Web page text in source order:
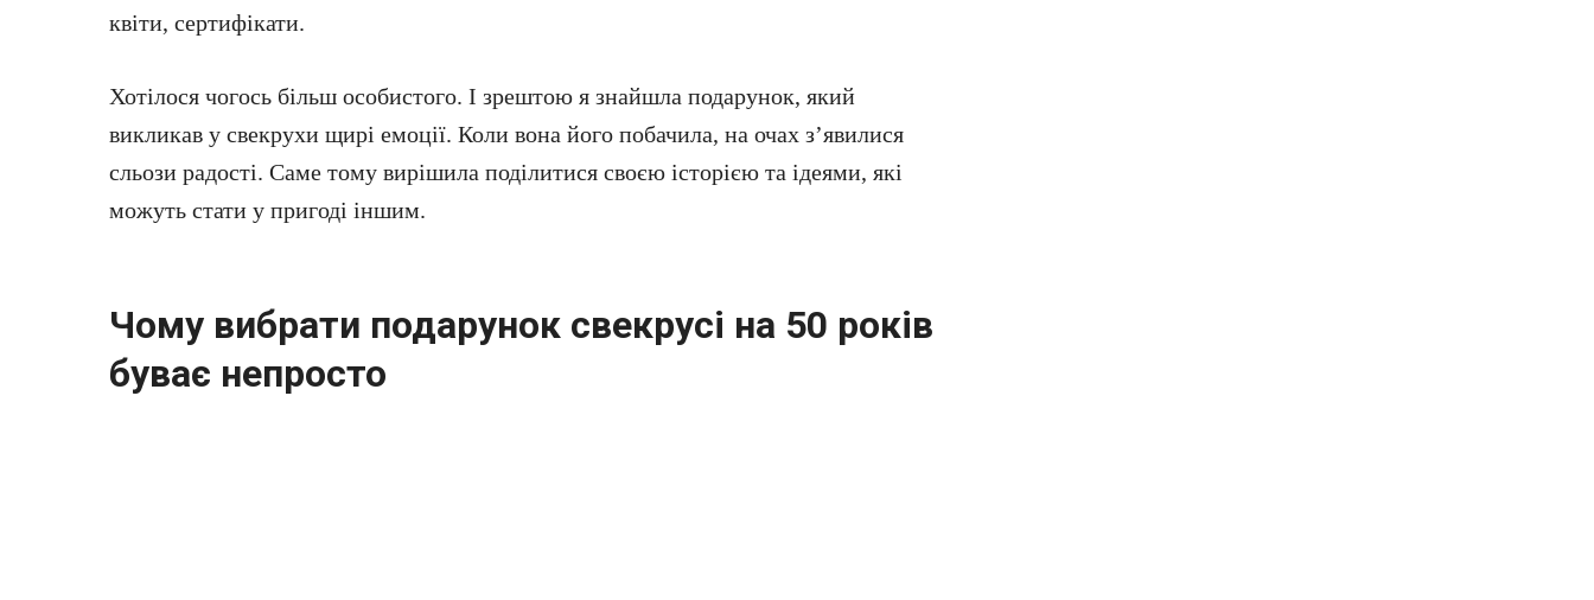
квіти, сертифікати.
Хотілося чогось більш особистого. І зрештою я знайшла подарунок, який
викликав у свекрухи щирі емоції. Коли вона його побачила, на очах з’явилися
сльози радості. Саме тому вирішила поділитися своєю історією та ідеями, які
можуть стати у пригоді іншим.
Чому вибрати подарунок свекрусі на 50 років
буває непросто